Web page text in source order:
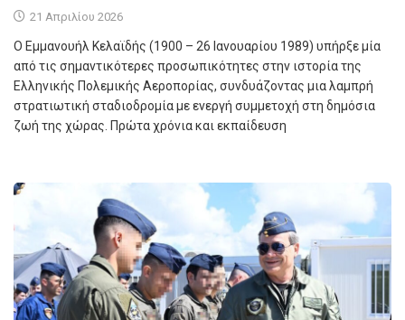
21 Απριλίου 2026
Ο Εμμανουήλ Κελαϊδής (1900 – 26 Ιανουαρίου 1989) υπήρξε μία
από τις σημαντικότερες προσωπικότητες στην ιστορία της
Ελληνικής Πολεμικής Αεροπορίας, συνδυάζοντας μια λαμπρή
στρατιωτική σταδιοδρομία με ενεργή συμμετοχή στη δημόσια
ζωή της χώρας. Πρώτα χρόνια και εκπαίδευση